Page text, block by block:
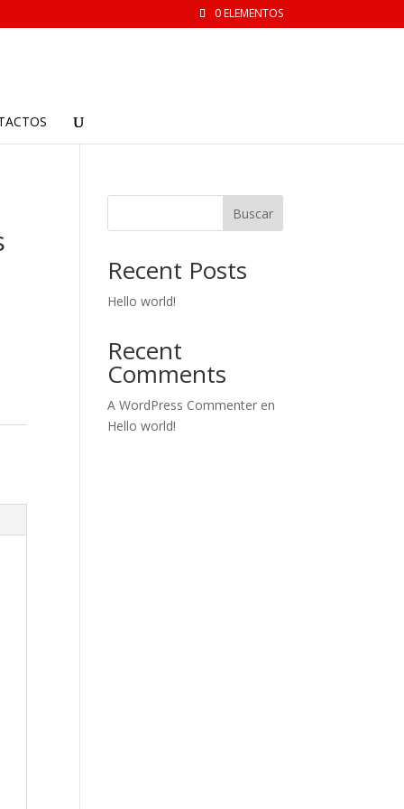
0 ELEMENTOS
Buscar
Recent Posts
Hello world!
Recent
Comments
A WordPress Commenter en
Hello world!